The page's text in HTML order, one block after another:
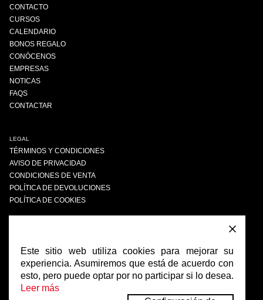
CONTACTO
CURSOS
CALENDARIO
BONOS REGALO
CONÓCENOS
EMPRESAS
NOTICAS
FAQS
CONTACTAR
LEGAL
TÉRMINOS Y CONDICIONES
AVISO DE PRIVACIDAD
CONDICIONES DE VENTA
POLÍTICA DE DEVOLUCIONES
POLÍTICA DE COOKIES
FACEBOOK
INSTAGRAM
Este sitio web utiliza cookies para mejorar su
experiencia. Asumiremos que está de acuerdo con
esto, pero puede optar por no participar si lo desea.
Leer más